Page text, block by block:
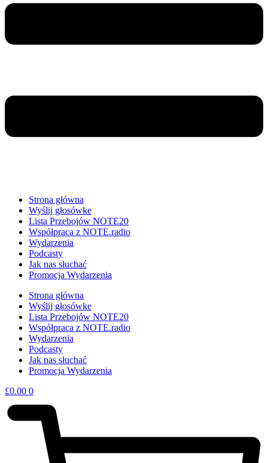
Strona główna
Wyślij głosówke
Lista Przebojów NOTE20
Współpraca z NOTE.radio
Wydarzenia
Podcasty
Jak nas słuchać
Promocja Wydarzenia
Strona główna
Wyślij głosówke
Lista Przebojów NOTE20
Współpraca z NOTE.radio
Wydarzenia
Podcasty
Jak nas słuchać
Promocja Wydarzenia
£0.00 0